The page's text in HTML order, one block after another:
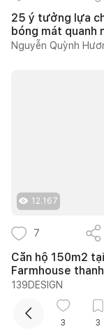
25 ý tưởng lựa
bóng mát quanh
Nguyễn Quỳnh
12.167
7
Căn hộ 150m2
Farmhouse
139DESIGN
3 3